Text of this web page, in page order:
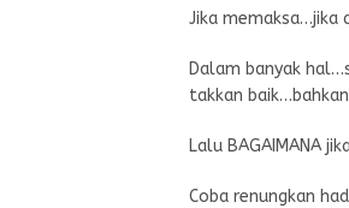
Jika memaksa…jika
Dalam banyak
takkan
Lalu BAGAIMANA
Coba renungkan